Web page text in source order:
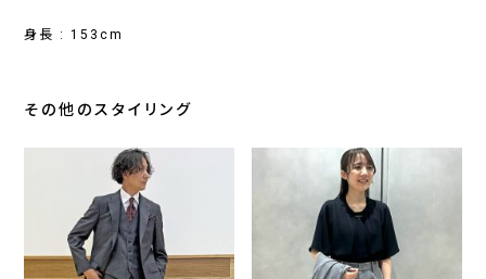
身長 : 153cm
その他のスタイリング